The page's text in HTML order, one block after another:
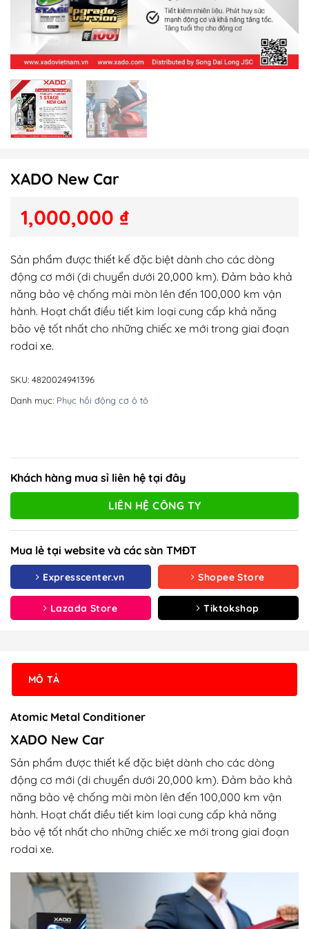
XADO New Car
1,000,000 ₫
Sản phẩm được thiết kế đặc biệt dành cho các dòng
động cơ mới (di chuyển dưới 20,000 km). Đảm bảo khả
năng bảo vệ chống mài mòn lên đến 100,000 km vận
hành. Hoạt chất điều tiết kim loại cung cấp khả năng
bảo vệ tốt nhất cho những chiếc xe mới trong giai đoạn
rodai xe.
SKU: 4820024941396
Danh mục: Phục hồi động cơ ô tô
Khách hàng mua sỉ liên hệ tại đây
LIÊN HỆ CÔNG TY
Mua lẻ tại website và các sàn TMĐT
Expresscenter.vn Shopee Store
Lazada Store Tiktokshop
MÔ TẢ
Atomic Metal Conditioner
XADO New Car
Sản phẩm được thiết kế đặc biệt dành cho các dòng
động cơ mới (di chuyển dưới 20,000 km). Đảm bảo khả
năng bảo vệ chống mài mòn lên đến 100,000 km vận
hành. Hoạt chất điều tiết kim loại cung cấp khả năng
bảo vệ tốt nhất cho những chiếc xe mới trong giai đoạn
rodai xe.